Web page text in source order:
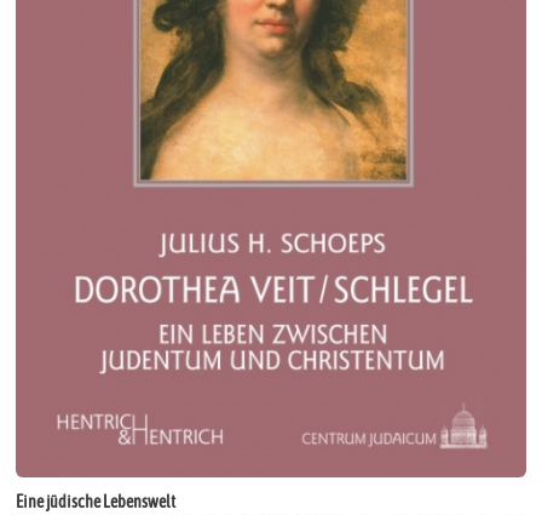
Eine jüdische Lebenswelt